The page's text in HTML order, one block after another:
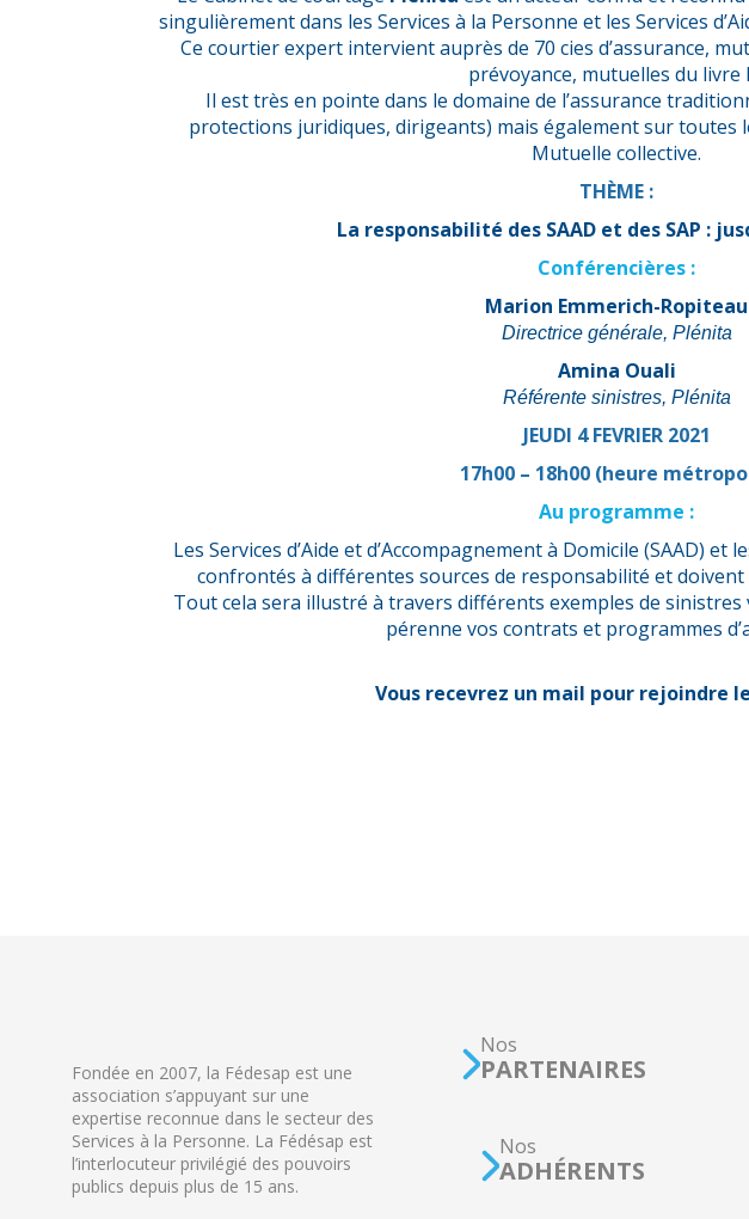
singulièrement dans les Services à la Personne et les Services
Ce courtier expert intervient auprès de 70 cies d’assurance,
prévoyance, mutuelles du livre
Il est très en pointe dans le domaine de l’assurance
protections juridiques, dirigeants) mais également sur toutes
Mutuelle collective.
THÈME :
La responsabilité des SAAD et des SAP :
Conférencières :
Marion Emmerich-Ropiteau
Directrice générale, Plénita
Amina Ouali
Référente sinistres, Plénita
JEUDI 4 FEVRIER 2021
17h00 – 18h00 (heure
Au programme :
Les Services d’Aide et d’Accompagnement à Domicile (SAAD) et
confrontés à différentes sources de responsabilité et
Tout cela sera illustré à travers différents exemples de
pérenne vos contrats et programmes
Vous recevrez un mail pour rejoindre
Fondée en 2007, la Fédesap est une
association s’appuyant sur une
expertise reconnue dans le secteur des
Services à la Personne. La Fédésap est
l’interlocuteur privilégié des pouvoirs
publics depuis plus de 15 ans.
Nos
PARTENAIRES
Nos
ADHÉRENTS